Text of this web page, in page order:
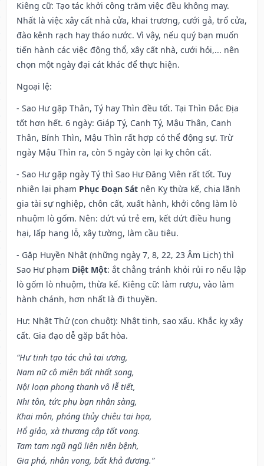
Kiêng cữ: Tạo tác khởi công trăm việc đều không may.
Nhất là việc xây cất nhà cửa, khai trương, cưới gả, trổ cửa,
đào kênh rạch hay tháo nước. Vì vậy, nếu quý bạn muốn
tiến hành các việc động thổ, xây cất nhà, cưới hỏi,... nên
chọn một ngày đại cát khác để thực hiện.
Ngoại lệ:
- Sao Hư gặp Thân, Tý hay Thìn đều tốt. Tại Thìn Đắc Địa
tốt hơn hết. 6 ngày: Giáp Tý, Canh Tý, Mậu Thân, Canh
Thân, Bính Thìn, Mậu Thìn rất hợp có thể động sự. Trừ
ngày Mậu Thìn ra, còn 5 ngày còn lại kỵ chôn cất.
- Sao Hư gặp ngày Tý thì Sao Hư Đăng Viên rất tốt. Tuy
nhiên lại phạm Phục Đoạn Sát nên Kỵ thừa kế, chia lãnh
gia tài sự nghiệp, chôn cất, xuất hành, khởi công làm lò
nhuộm lò gốm. Nên: dứt vú trẻ em, kết dứt điều hung
hại, lấp hang lỗ, xây tường, làm cầu tiêu.
- Gặp Huyền Nhật (những ngày 7, 8, 22, 23 Âm Lịch) thì
Sao Hư phạm Diệt Một: ắt chẳng tránh khỏi rủi ro nếu lập
lò gốm lò nhuộm, thừa kế. Kiêng cữ: làm rượu, vào làm
hành chánh, hơn nhất là đi thuyền.
Hư: Nhật Thử (con chuột): Nhật tinh, sao xấu. Khắc kỵ xây
cất. Gia đạo dễ gặp bất hòa.
“Hư tinh tạo tác chủ tai ương,
Nam nữ cô miên bất nhất song,
Nội loạn phong thanh vô lễ tiết,
Nhi tôn, tức phụ bạn nhân sàng,
Khai môn, phóng thủy chiêu tai họa,
Hổ giảo, xà thương cập tốt vong.
Tam tam ngũ ngũ liên niên bệnh,
Gia phá, nhân vong, bất khả đương.”